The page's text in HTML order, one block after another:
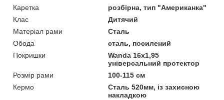
Каретка
розбірна, тип "Американка"
Клас
Дитячий
Матеріал рами
Сталь
Обода
сталь, посилений
Покришки
Wanda 16x1,95
універсальний протектор
Розмір рами
100-115 см
Кермо
Сталь 520мм, із захисною
накладкою